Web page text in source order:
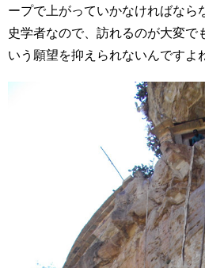
ープで上がっていかなければなら
史学者なので、訪れるのが大変で
いう願望を抑えられないんですよ